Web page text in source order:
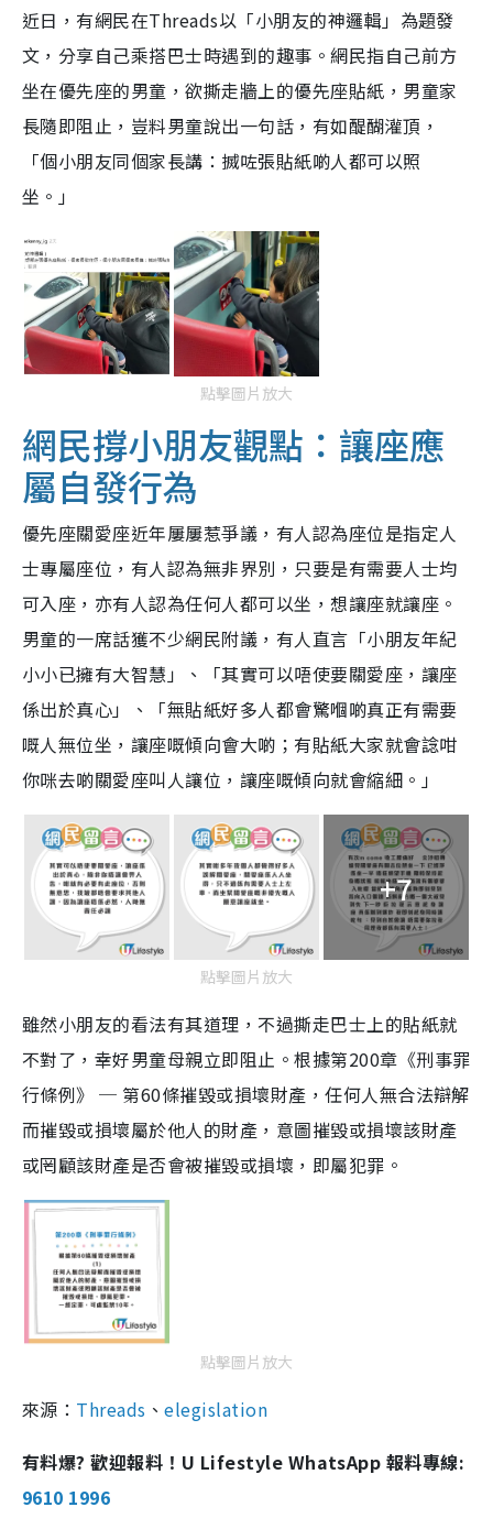
近日，有網民在Threads以「小朋友的神邏輯」為題發
文，分享自己乘搭巴士時遇到的趣事。網民指自己前方
坐在優先座的男童，欲撕走牆上的優先座貼紙，男童家
長隨即阻止，豈料男童說出一句話，有如醍醐灌頂，
「個小朋友同個家長講：搣咗張貼紙啲人都可以照
坐。」
點擊圖片放大
網民撐小朋友觀點：讓座應
屬自發行為
優先座關愛座近年屢屢惹爭議，有人認為座位是指定人
士專屬座位，有人認為無非界別，只要是有需要人士均
可入座，亦有人認為任何人都可以坐，想讓座就讓座。
男童的一席話獲不少網民附議，有人直言「小朋友年紀
小小已擁有大智慧」、「其實可以唔使要關愛座，讓座
係出於真心」、「無貼紙好多人都會驚嗰啲真正有需要
嘅人無位坐，讓座嘅傾向會大啲；有貼紙大家就會諗咁
你咪去啲關愛座叫人讓位，讓座嘅傾向就會縮細。」
+7
點擊圖片放大
雖然小朋友的看法有其道理，不過撕走巴士上的貼紙就
不對了，幸好男童母親立即阻止。根據第200章《刑事罪
行條例》 ─ 第60條摧毀或損壞財產，任何人無合法辯解
而摧毀或損壞屬於他人的財產，意圖摧毀或損壞該財產
或罔顧該財產是否會被摧毀或損壞，即屬犯罪。
點擊圖片放大
來源： Threads 、elegislation
有料爆? 歡迎報料！U Lifestyle WhatsApp 報料專線:
9610 1996